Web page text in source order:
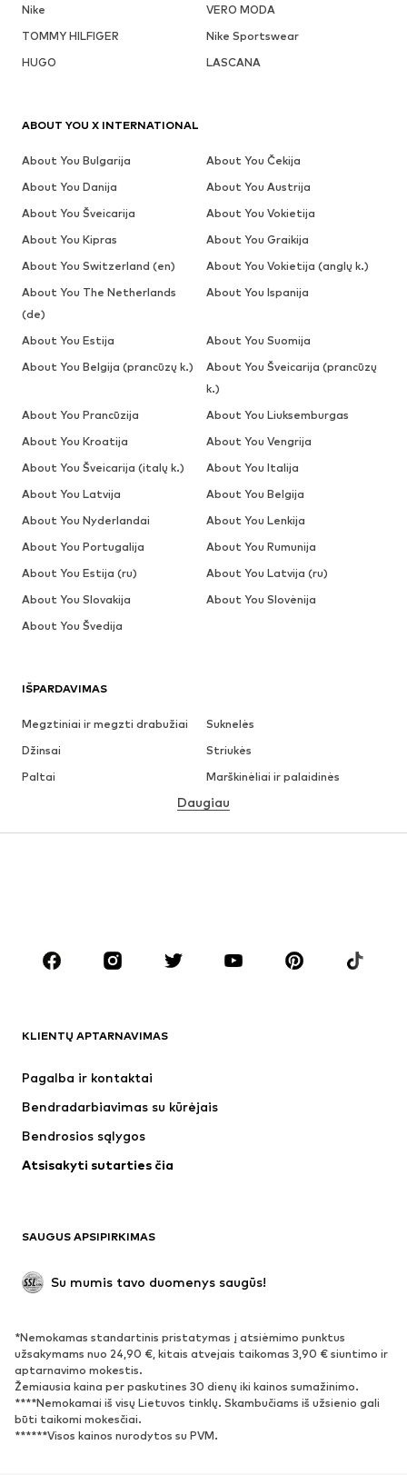
Nike
VERO MODA
TOMMY HILFIGER
Nike Sportswear
HUGO
LASCANA
IŠPARDAVIMAS
Megztiniai ir megzti drabužiai
Suknelės
Džinsai
Striukės
Paltai
Marškinėliai ir palaidinės
Apatiniai
Aksesuarai
Premium
Naujienos
Marškinėliai ir palaidinės
Striukės
Megztiniai ir megzti drabužiai
Apatiniai
Paltai
Proginiai
Išskirtiniai
BATAI
Naujienos
Sportbačiai
Aulinukai
Batai su kulniukais
Auliniai batai
Daugiau
KLIENTŲ APTARNAVIMAS
Pagalba ir kontaktai
Bendradarbiavimas su kūrėjais
Bendrosios sąlygos
Atsisakyti sutarties čia
SAUGUS APSIPIRKIMAS
Su mumis tavo duomenys saugūs!
*Nemokamas standartinis pristatymas į atsiėmimo punktus
užsakymams nuo 24,90 €, kitais atvejais taikomas 3,90 € siuntimo ir
aptarnavimo mokestis.
Žemiausia kaina per paskutines 30 dienų iki kainos sumažinimo.
****Nemokamai iš visų Lietuvos tinklų. Skambučiams iš užsienio gali
būti taikomi mokesčiai.
******Visos kainos nurodytos su PVM.
ABOUT YOU X INTERNATIONAL
About You Bulgarija
About You Čekija
About You Danija
About You Austrija
About You Šveicarija
About You Vokietija
About You Kipras
About You Graikija
About You Switzerland (en)
About You Vokietija (anglų k.)
About You The Netherlands
(de)
About You Ispanija
About You Estija
About You Suomija
About You Belgija (prancūzų k.)
About You Šveicarija (prancūzų
k.)
About You Prancūzija
About You Liuksemburgas
About You Kroatija
About You Vengrija
About You Šveicarija (italų k.)
About You Italija
About You Latvija
About You Belgija
About You Nyderlandai
About You Lenkija
About You Portugalija
About You Rumunija
About You Estija (ru)
About You Latvija (ru)
About You Slovakija
About You Slovėnija
About You Švedija